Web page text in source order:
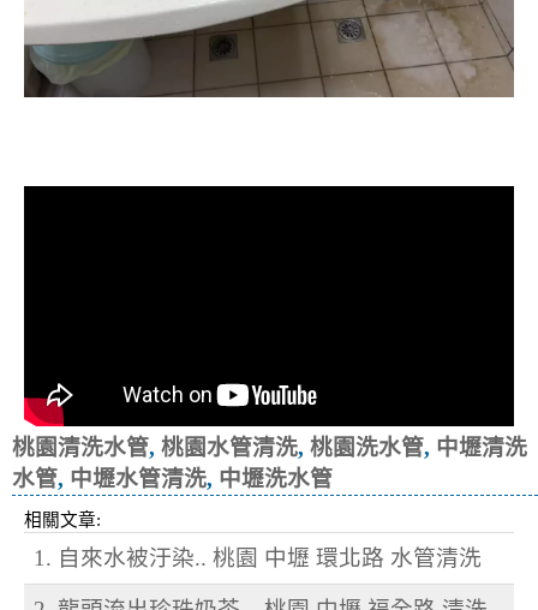
桃園清洗水管, 桃園水管清洗, 桃園洗水管, 中壢清洗
水管, 中壢水管清洗, 中壢洗水管
相關文章:
1. 自來水被汙染.. 桃園 中壢 環北路 水管清洗